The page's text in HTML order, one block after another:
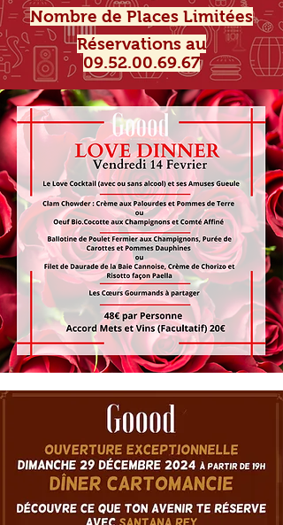
Nombre de Places Limitées
Réservations au
09.52.00.69.67